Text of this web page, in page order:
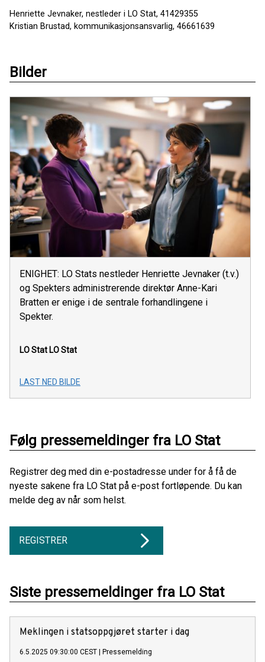
Henriette Jevnaker, nestleder i LO Stat, 41429355
Kristian Brustad, kommunikasjonsansvarlig, 46661639
Bilder
ENIGHET: LO Stats nestleder Henriette Jevnaker (t.v.)
og Spekters administrerende direktør Anne-Kari
Bratten er enige i de sentrale forhandlingene i
Spekter.
LO Stat LO Stat
LAST NED BILDE
Følg pressemeldinger fra LO Stat
Registrer deg med din e-postadresse under for å få de
nyeste sakene fra LO Stat på e-post fortløpende. Du kan
melde deg av når som helst.
REGISTRER
Siste pressemeldinger fra LO Stat
Meklingen i statsoppgjøret starter i dag
6.5.2025 09:30:00 CEST | Pressemelding